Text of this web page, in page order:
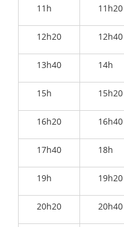
11h 11h20
12h20 12h40
13h40 14h
15h 15h20
16h20 16h40
17h40 18h
19h 19h20
20h20 20h40